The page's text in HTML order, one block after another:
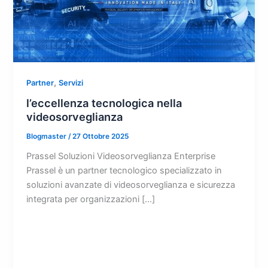
Partner,Servizi
l’eccellenza tecnologica nella
videosorveglianza
Blogmaster/27 Ottobre 2025
Prassel Soluzioni Videosorveglianza Enterprise
Prassel è un partner tecnologico specializzato in
soluzioni avanzate di videosorveglianza e sicurezza
integrata per organizzazioni […]